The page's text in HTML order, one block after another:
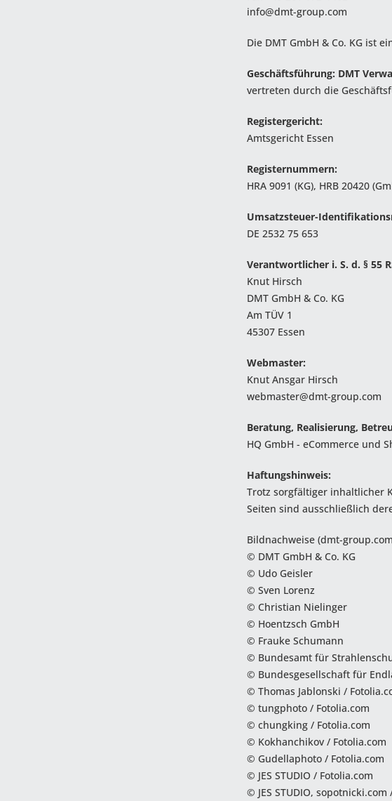
info@dmt-group.com
Die DMT GmbH & Co. KG ist
Geschäftsführung: DMT
vertreten durch die
Registergericht:
Amtsgericht Essen
Registernummern:
HRA 9091 (KG), HRB 20420
Umsatzsteuer-
DE 2532 75 653
Verantwortlicher i. S. d. § 55
Knut Hirsch
DMT GmbH & Co. KG
Am TÜV 1
45307 Essen
Webmaster:
Knut Ansgar Hirsch
webmaster@dmt-group.com
Beratung, Realisierung,
HQ GmbH - eCommerce und
Haftungshinweis:
Trotz sorgfältiger inhaltlicher
Seiten sind ausschließlich
Bildnachweise (dmt-
© DMT GmbH & Co. KG
© Udo Geisler
© Sven Lorenz
© Christian Nielinger
© Hoentzsch GmbH
© Frauke Schumann
© Bundesamt für
© Bundesgesellschaft für
© Thomas Jablonski /
© tungphoto / Fotolia.com
© chungking / Fotolia.com
© Kokhanchikov / Fotolia.com
© Gudellaphoto / Fotolia.com
© JES STUDIO / Fotolia.com
© JES STUDIO, sopotnicki.com